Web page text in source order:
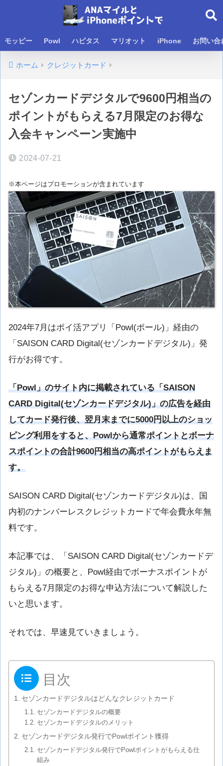
モッピー Powl ハピタス マリオット iPhone お問い合
ホーム クレジットカード
セゾンカードデジタルで9600円相当の
ポイントがもらえる7月限定のお得な
入会キャンペーン実施中
2024-07-21
※本ページはプロモーションが含まれています
2024年7月はポイ活アプリ「Powl(ポール)」経由の
「SAISON CARD Digital(セゾンカードデジタル)」発
行がお得です。
「Powl」のサイト内に掲載されている「SAISON
CARD Digital(セゾンカードデジタル)」の広告を経由
してカード発行後、翌月末までに5000円以上のショッ
ピング利用をすると、Powlから通常ポイントとボーナ
スポイントの合計9600円相当の高ポイントがもらえま
す。
SAISON CARD Digital(セゾンカードデジタル)は、国
内初のナンバーレスクレジットカードで年会費永年無
料です。
本記事では、「SAISON CARD Digital(セゾンカードデ
ジタル)」の概要と、Powl経由でボーナスポイントが
もらえる7月限定のお得な申込方法について解説した
いと思います。
それでは、早速見ていきましょう。
目次
セゾンカードデジタルはどんなクレジットカード
セゾンカードデジタルの概要
セゾンカードデジタルのメリット
セゾンカードデジタル発行でPowlポイント獲得
セゾンカードデジタル発行でPowlポイントがもらえる仕
組み